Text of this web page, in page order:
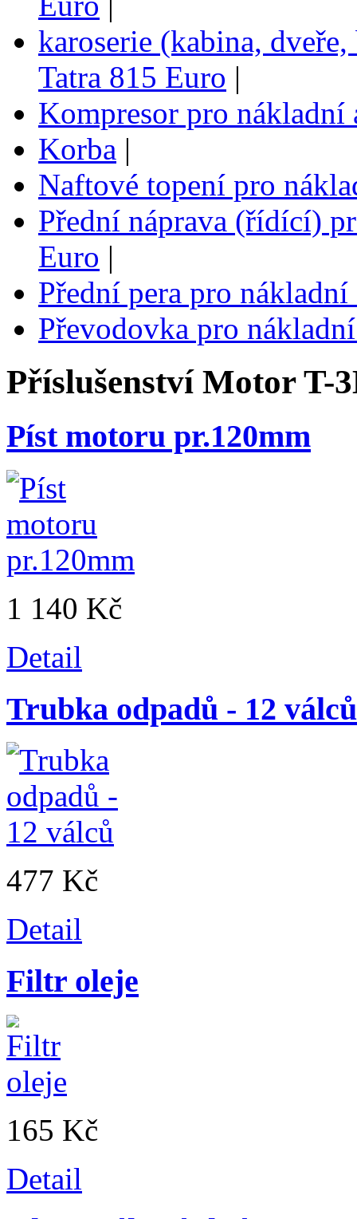
karoserie (kabina,
Tatra 815 Euro |
Kompresor pro
Korba |
Naftové topení pro
Přední náprava (řídící)
Euro |
Přední pera pro
Převodovka pro
Příslušenství Motor T-
Píst motoru pr.120mm
1 140 Kč
Detail
Trubka odpadů - 12 válců
477 Kč
Detail
Filtr oleje
165 Kč
Detail